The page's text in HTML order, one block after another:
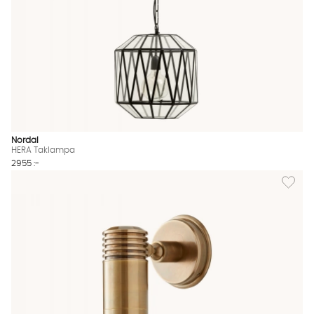
Nordal
HERA Taklampa
2955 :-
Lägg